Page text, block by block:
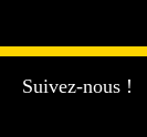
Suivez-nous !